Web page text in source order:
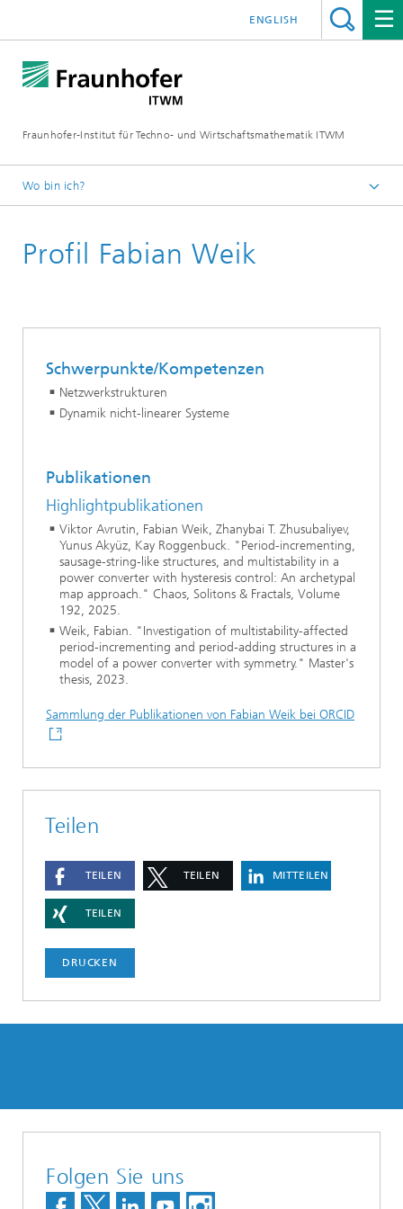
Fraunhofer-Institut für Techno- und Wirtschaftsmathematik ITWM
ENGLISH
Wo bin ich?
Abteilungen und Bereiche
Profil Fabian Weik
Schwerpunkte/Kompetenzen
Netzwerkstrukturen
Dynamik nicht-linearer Systeme
Publikationen
Highlightpublikationen
Viktor Avrutin, Fabian Weik, Zhanybai T. Zhusubaliyev,
Yunus Akyüz, Kay Roggenbuck. "Period-incrementing,
sausage-string-like structures, and multistability in a
power converter with hysteresis control: An archetypal
map approach." Chaos, Solitons & Fractals, Volume
192, 2025.
Weik, Fabian. "Investigation of multistability-affected
period-incrementing and period-adding structures in a
model of a power converter with symmetry." Master's
thesis, 2023.
Sammlung der Publikationen von Fabian Weik bei ORCID
Teilen
TEILEN TEILEN MITTEILEN
TEILEN
DRUCKEN
Folgen Sie uns